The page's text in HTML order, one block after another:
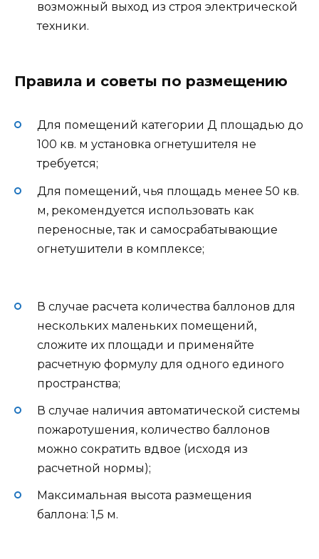
возможный выход из строя электрической
техники.
Правила и советы по размещению
Для помещений категории Д площадью до
100 кв. м установка огнетушителя не
требуется;
Для помещений, чья площадь менее 50 кв.
м, рекомендуется использовать как
переносные, так и самосрабатывающие
огнетушители в комплексе;
В случае расчета количества баллонов для
нескольких маленьких помещений,
сложите их площади и применяйте
расчетную формулу для одного единого
пространства;
В случае наличия автоматической системы
пожаротушения, количество баллонов
можно сократить вдвое (исходя из
расчетной нормы);
Максимальная высота размещения
баллона: 1,5 м.